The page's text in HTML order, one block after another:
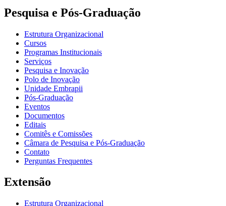
Pesquisa e Pós-Graduação
Estrutura Organizacional
Cursos
Programas Institucionais
Serviços
Pesquisa e Inovação
Polo de Inovação
Unidade Embrapii
Pós-Graduação
Eventos
Documentos
Editais
Comitês e Comissões
Câmara de Pesquisa e Pós-Graduação
Contato
Perguntas Frequentes
Extensão
Estrutura Organizacional